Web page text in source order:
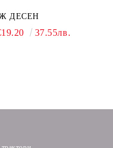
ДЕСЕН
37.55лв.